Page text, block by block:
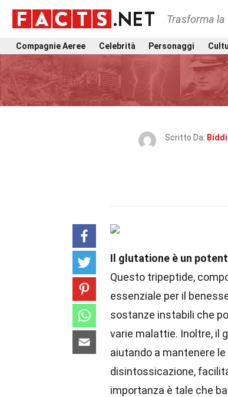
Trasforma la
Compagnie Aeree Celebrità Personaggi
Scritto Da:
Il glutatione è un
Questo tripeptide,
essenziale per il
sostanze instabili che
varie malattie. Inoltre, il
aiutando a mantenere
disintossicazione,
importanza è tale che